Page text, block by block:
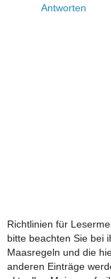
Antworten
Richtlinien für
bitte beachten Sie bei
Maasregeln und die
anderen Einträge